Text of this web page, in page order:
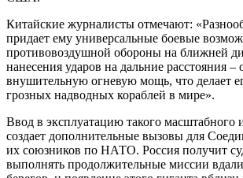
Китайские журналисты отмечают:
придает ему универсальные боевые
противовоздушной обороны на ближней
нанесения ударов на дальние расстояния –
внушительную огневую мощь, что делает
грозных надводных кораблей в мире».
Ввод в эксплуатацию такого масштабного
создает дополнительные вызовы для
их союзников по НАТО. Россия получит
выполнять продолжительные миссии